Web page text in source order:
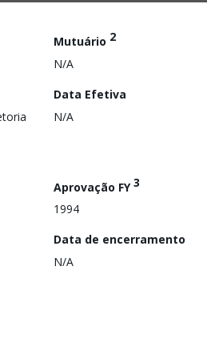
Mutuário 2
N/A
Data Efetiva
N/A
Aprovação FY3
1994
Data de encerramento
N/A